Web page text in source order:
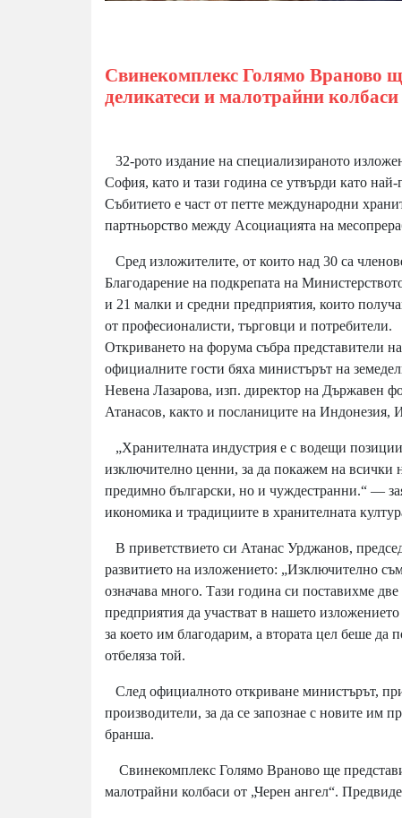
Свинекомплекс Голямо Враново
деликатеси и малотрайни
32-рото издание на специализираното
София, като и тази година се утвърди като
Събитието е част от петте международни
партньорство между Асоциацията на
Сред изложителите, от които над 30 са
Благодарение на подкрепата на
и 21 малки и средни предприятия, които
от професионалисти, търговци и потребители.
Откриването на форума събра представители
официалните гости бяха министърът на
Невена Лазарова, изп. директор на Държавен
Атанасов, както и посланиците на
„Хранителната индустрия е с водещи
изключително ценни, за да покажем на всички
предимно български, но и чуждестранни.“ —
икономика и традициите в хранителната
В приветствието си Атанас Урджанов,
развитието на изложението: „Изключително
означава много. Тази година си поставихме
предприятия да участват в нашето
за което им благодарим, а втората цел беше да
отбеляза той.
След официалното откриване министърът,
производители, за да се запознае с новите им
бранша.
Свинекомплекс Голямо Враново ще
малотрайни колбаси от „Черен ангел“.